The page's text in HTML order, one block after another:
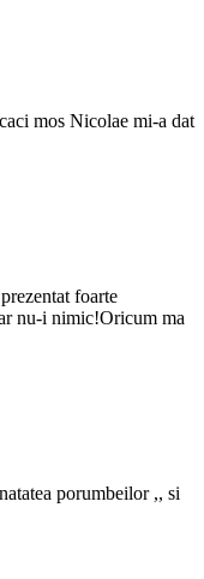
mos Nicolae mi-a dat
foarte
nu-i nimic!Oricum ma
porumbeilor ,, si